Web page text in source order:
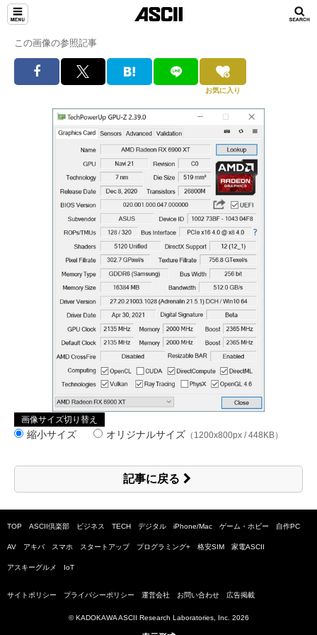
この画像の参照記事
お気に入り
画像サイズ切り替え
縮小サイズ オリジナルサイズ （1200x800px / 448KB）
記事に戻る
TOP ASCII倶楽部 ビジネス TECH デジタル iPhone/Mac ゲーム・ホビー 自作PC
AV アキバ スマホ スタートアップ プログラミング+ 格安SIM 家電ASCII
アスキーグルメ IoT
サイトポリシー プライバシーポリシー 運営会社 お問い合わせ 広告掲載
© KADOKAWA ASCII Research Laboratories, Inc. 2026